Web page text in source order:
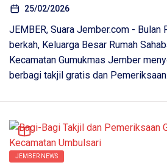
25/02/2026
JEMBER, Suara Jember.com - Bulan
berkah, Keluarga Besar Rumah
Kecamatan Gumukmas Jember
berbagi takjil gratis dan
JEMBER NEWS